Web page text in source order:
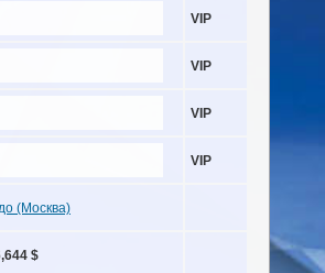
VIP
VIP
VIP
VIP
(Москва)
$